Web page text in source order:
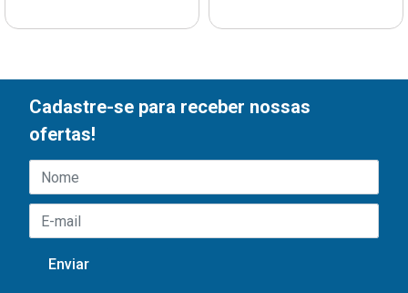
Cadastre-se para receber nossas
ofertas!